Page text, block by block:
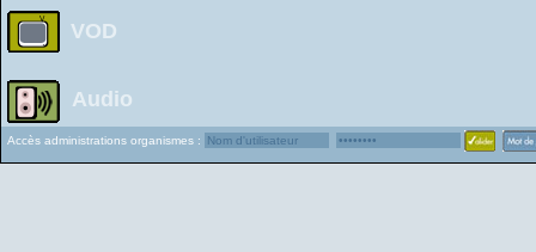
VOD
Audio
Accès administrations organismes :